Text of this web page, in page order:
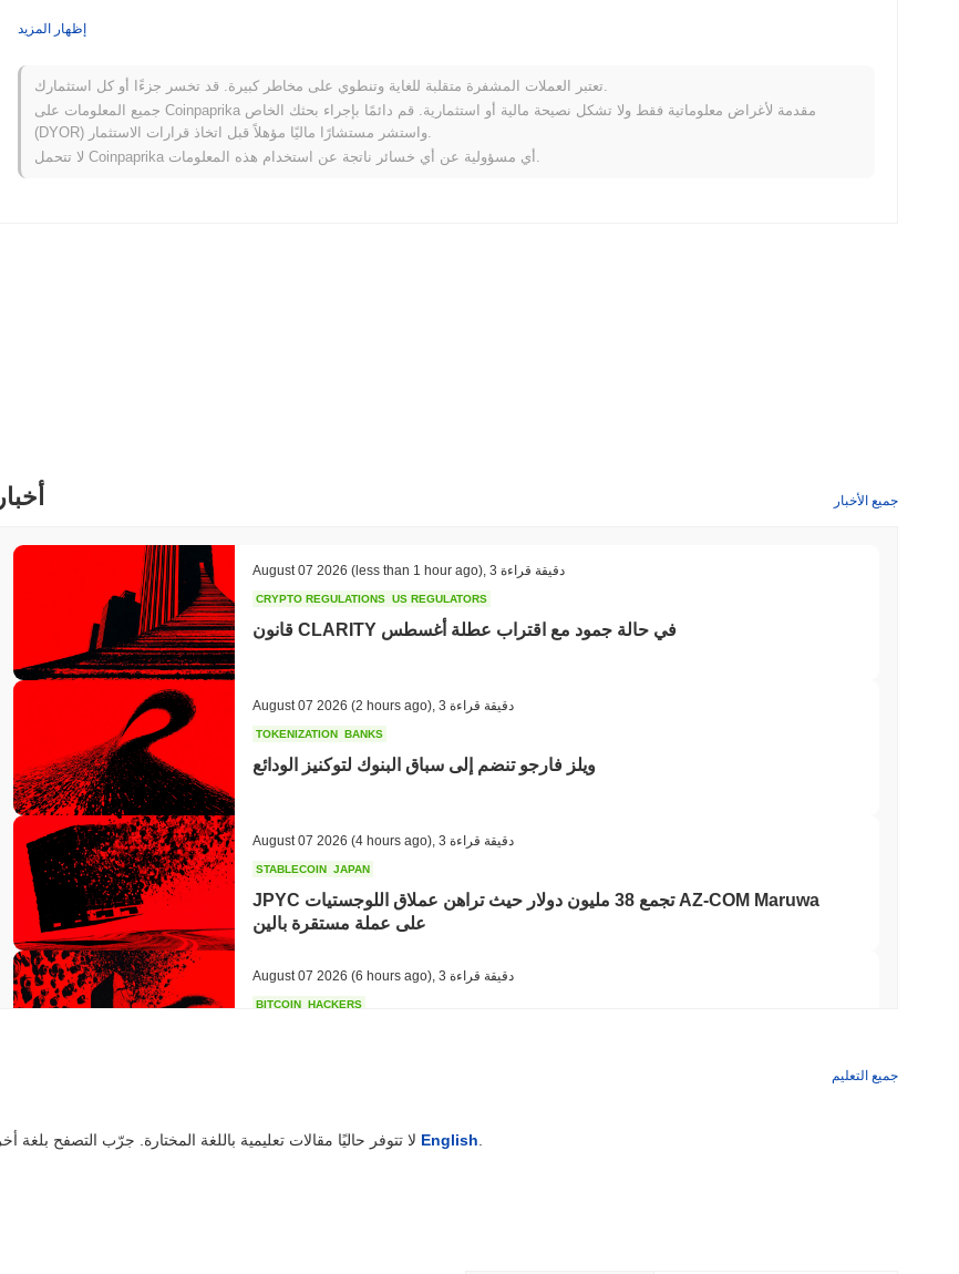
كيف يعمل FireFox Doge مقارنة بسوق العملات المشفرة الأوسع؟
، متأخرًا عن سوق العملات المشفرة بشكل عام الذي سجل مكاسب1.06%
. يشير هذا
إلى تأخر مؤقت في حركة سعر $FFDOG مقارنة بزخم السوق الأوسع.
إظهار المزيد
تعتبر العملات المشفرة متقلبة للغاية وتنطوي على مخاطر كبيرة. قد تخسر جزءًا أو كل استثمارك.
جميع المعلومات على Coinpaprika مقدمة لأغراض معلوماتية فقط ولا تشكل نصيحة مالية أو استثمارية. قم دائمًا بإجراء بحثك الخاص
أخبار جميع الأخبار
August 07 2026 (less than 1 hour ago) 3 دقيقة قراءة
CRYPTO REGULATIONS US REGULATORS
قانون CLARITY في حالة جمود مع اقتراب عطلة أغسطس
August 07 2026 (2 hours ago) 3 دقيقة قراءة
TOKENIZATION BANKS
ويلز فارجو تنضم إلى سباق البنوك لتوكنيز الودائع
August 07 2026 (4 hours ago) 3 دقيقة قراءة
STABLECOIN JAPAN
JPYC تجمع 38 مليون دولار حيث تراهن عملاق اللوجستيات AZ-COM Maruwa
على عملة مستقرة بالين
August 07 2026 (6 hours ago) 3 دقيقة قراءة
BITCOIN HACKERS
STABLECOINS VISA
جميع التعليم
English